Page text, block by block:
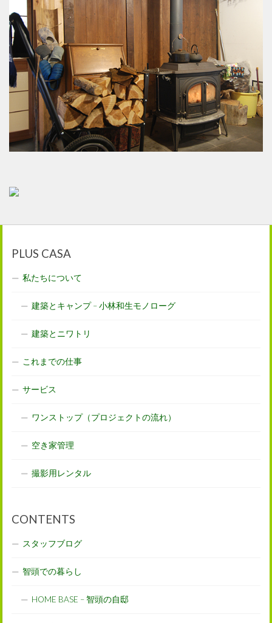
PLUS CASA
私たちについて
建築とキャンプ – 小林和生モノローグ
建築とニワトリ
これまでの仕事
サービス
ワンストップ（プロジェクトの流れ）
空き家管理
撮影用レンタル
CONTENTS
スタッフブログ
智頭での暮らし
HOME BASE – 智頭の自邸